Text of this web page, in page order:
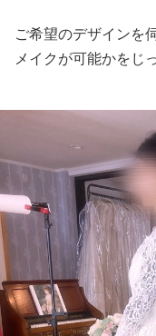
ご希望のデザインを
メイクが可能かをじ